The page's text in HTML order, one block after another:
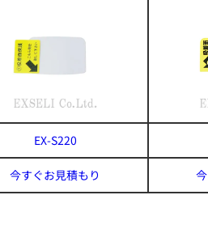
EX-S220
今すぐお見積もり